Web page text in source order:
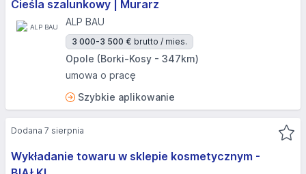
Cieśla szalunkowy | Murarz
ALP BAU
3 000-3 500 € brutto / mies.
Opole (Borki-Kosy - 347km)
umowa o pracę
Szybkie aplikowanie
Wykładanie towaru w sklepie kosmetycznym -
Dodana 7 sierpnia